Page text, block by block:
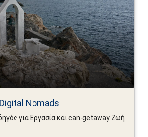
Nomads
για Εργασία και can-getaway Ζωή